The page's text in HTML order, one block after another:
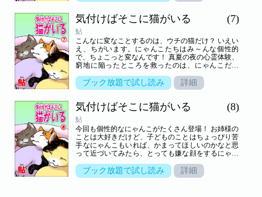
かにめんこいにゃんこが！魚をあげようと釣り糸を
く小ブナが１匹引っかかり、いざ与えてみたとこ
ろ…!? 猫好き読者から届いた面白エピソードを可愛
く描いた、ぜ～んぶ実話のオドロキ猫マンガ！
気付けばそこに猫がいる (7)
鮎
こんなに変なことするのは、ウチの猫だけ？ いえい
え、ちがいます。にゃんこたちはみ～んな個性的
で、ちょこっと変なんです！ 真夏の夜の心霊体験、
窮地に陥ったところを救ったのは、にゃんこだっ
は、手のひらサイズの可愛いにゃんこ！ 小さな肉球
の感触がもうたまらんのですよ！！ ここに書かれて
感必至の、おもしろにゃんこエピソード集！
ブック放題で試し読み 詳細
気付けばそこに猫がいる (8)
鮎
今回も個性的なにゃんこがたくさん登場！ お姉様の
ことは大好きだけど、子どものことはちょっぴり苦
手なにゃんこもいれば、かまってほしいのかなと思
って近づいてみたら、とっても嫌な顔をするにゃん
せない幻のにゃんこがついに登場！？ そこにはいっ
たいどんな理由が！？ ここに書かれているのは全
ブック放題で試し読み 詳細